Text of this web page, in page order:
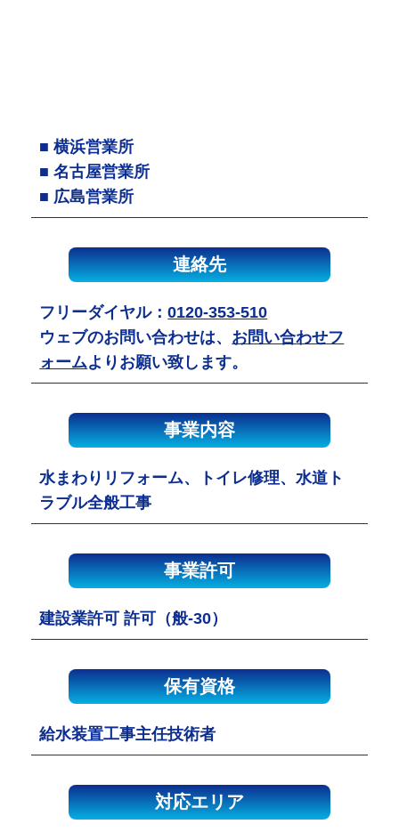
■ 横浜営業所
■ 名古屋営業所
■ 広島営業所
連絡先
フリーダイヤル：0120-353-510
ウェブのお問い合わせは、 お問い合わせフ
ォームよりお願い致します。
事業内容
水まわりリフォーム、トイレ修理、水道ト
ラブル全般工事
事業許可
建設業許可 許可（般-30）
保有資格
給水装置工事主任技術者
対応エリア